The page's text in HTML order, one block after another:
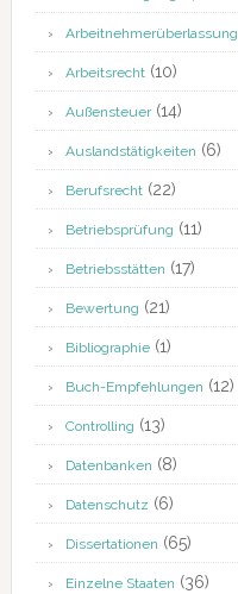
Arbeitnehmerüberlassung
Arbeitsrecht(10)
Außensteuer(14)
Auslandstätigkeiten (6)
Berufsrecht(22)
Betriebsprüfung (11)
Betriebsstätten (17)
Bewertung (21)
Bibliographie(1)
Buch-Empfehlungen (12)
Controlling (13)
Datenbanken (8)
Datenschutz (6)
Dissertationen (65)
Einzelne Staaten (36)